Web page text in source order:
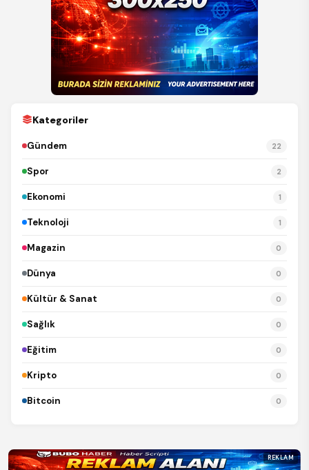
Kategoriler
Gündem 22
Spor 2
Ekonomi 1
Teknoloji 1
Magazin 0
Dünya 0
Kültür & Sanat 0
Sağlık 0
Eğitim 0
Kripto 0
Bitcoin 0
REKLAM